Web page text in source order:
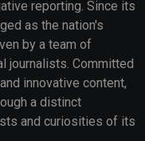
reporting. Since its
as the nation's
by a team of
journalists. Committed
innovative content,
a distinct
and curiosities of its